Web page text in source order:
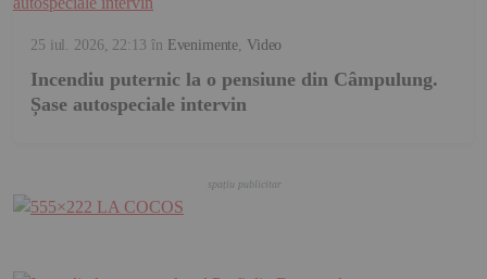
25 iul. 2026, 22:13 în Evenimente Video
Incendiu puternic la o pensiune din Câmpulung.
Șase autospeciale intervin